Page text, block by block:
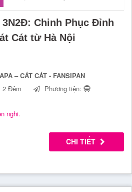
Chinh Phục Đỉnh
Cát từ Hà Nội
– CÁT CÁT - FANSIPAN
2 Đêm
Phương tiện:
nghi.
CHI TIẾT